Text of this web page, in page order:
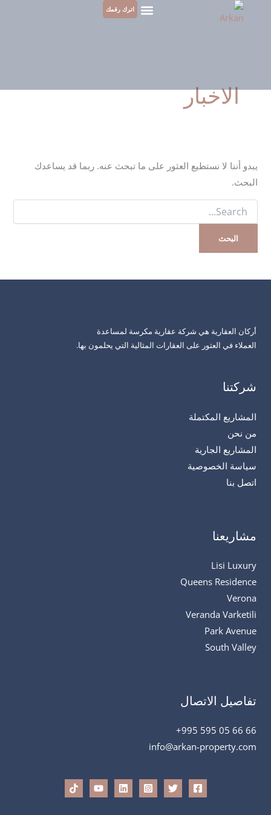
اترك رقمك
الاخبار
يبدو أننا لا نستطيع العثور على ما تبحث عنه. ربما قد يساعدك
البحث.
البحث
أركان العقارية هي شركة عقارية مكرسة لمساعدة
العملاء في العثور على العقارات المثالية التي يحلمون بها.
شركتنا
المشاريع المكتملة
من نحن
المشاريع الجارية
سياسة الخصوصية
اتصل بنا
مشاريعنا
Lisi Luxury
Queens Residence
Verona
Veranda Varketili
Park Avenue
South Valley
تفاصيل الاتصال
66 66 05 595 995+
info@arkan-property.com